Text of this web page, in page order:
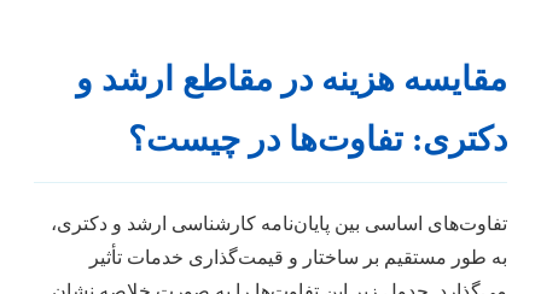
مقایسه هزینه در مقاطع ارشد و
دکتری: تفاوت‌ها در چیست؟
تفاوت‌های اساسی بین پایان‌نامه کارشناسی ارشد و دکتری،
به طور مستقیم بر ساختار و قیمت‌گذاری خدمات تأثیر